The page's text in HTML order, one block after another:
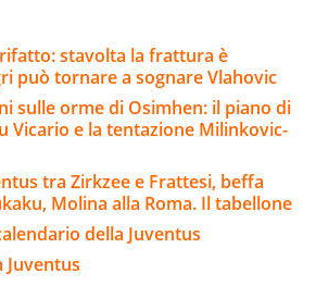
stavolta la frattura è
può tornare a sognare Vlahovic
sulle orme di Osimhen: il piano di
Vicario e la tentazione Milinkovic-
tra Zirkzee e Frattesi, beffa
Molina alla Roma. Il tabellone
della Juventus
Juventus